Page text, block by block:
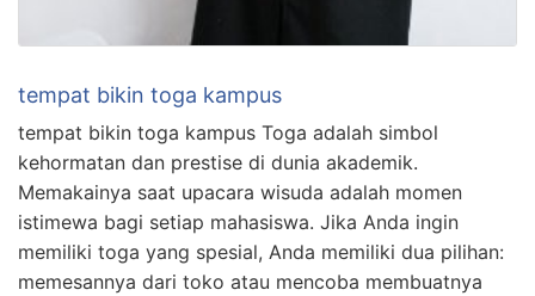
tempat bikin toga kampus
tempat bikin toga kampus Toga adalah simbol
kehormatan dan prestise di dunia akademik.
Memakainya saat upacara wisuda adalah momen
istimewa bagi setiap mahasiswa. Jika Anda ingin
memiliki toga yang spesial, Anda memiliki dua pilihan:
memesannya dari toko atau mencoba membuatnya